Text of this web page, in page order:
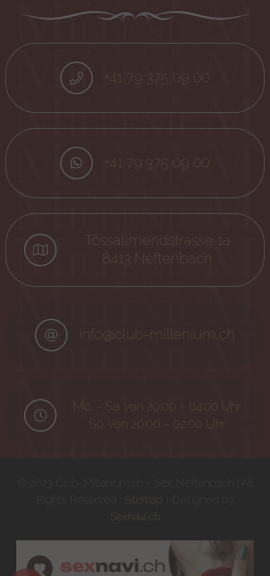
+41 79 375 09 00
+41 79 375 09 00
Tössallmendstrasse 1a
8413 Neftenbach
info@club-millenium.ch
Mo. – Sa. von 20:00 – 04:00 Uhr
So. von 20:00 – 02:00 Uhr
Sitemap
Sexnavi.ch